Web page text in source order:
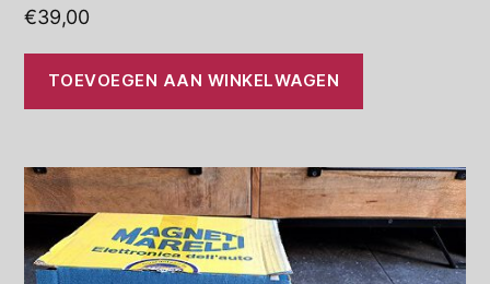
€39,00
TOEVOEGEN AAN WINKELWAGEN